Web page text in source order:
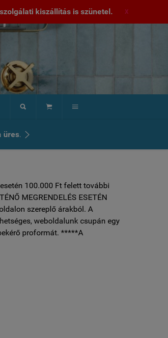
kiszállítás is szünetel. X
  
üres. 
100.000 Ft felett további
MEGRENDELÉS ESETÉN
szereplő árakból. A
weboldalunk csupán egy
proformát. *****A